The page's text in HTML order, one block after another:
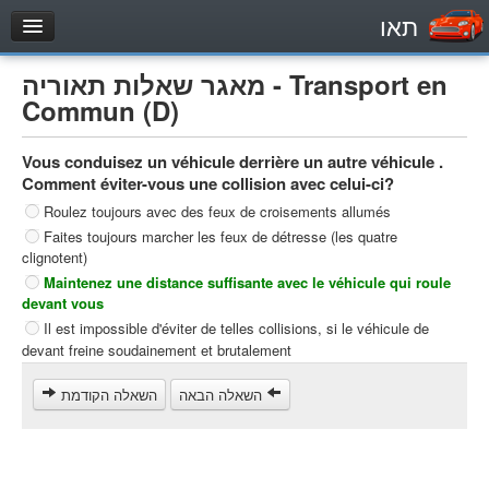
תאו
עמוד הבית
מבחן
Véhicule automoteur (B)
Motocycle (A)
Tracteurs (1)
Véhicule Poids lourds (C1)
Poids lourds/remorque (C)
Transport en Commun (D)
Véhicule automoteur (B)
Motocycle (A)
מאגר שאלות תאוריה - Transport en
Commun (D)
Vous conduisez un véhicule derrière un autre véhicule .
Comment éviter-vous une collision avec celui-ci?
Roulez toujours avec des feux de croisements allumés
Faites toujours marcher les feux de détresse (les quatre
clignotent)
Maintenez une distance suffisante avec le véhicule qui roule
devant vous
Il est impossible d'éviter de telles collisions, si le véhicule de
devant freine soudainement et brutalement
השאלה הקודמת